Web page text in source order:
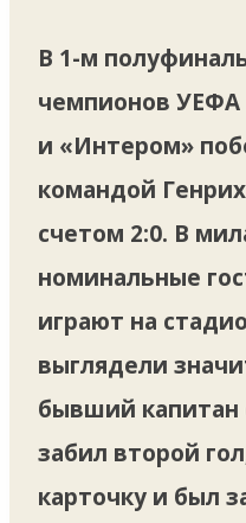
В 1-м
чемпионов
и «Интером»
командой
счетом 2:0. В
номинальные
играют на
выглядели
бывший капитан
забил второй
карточку и был